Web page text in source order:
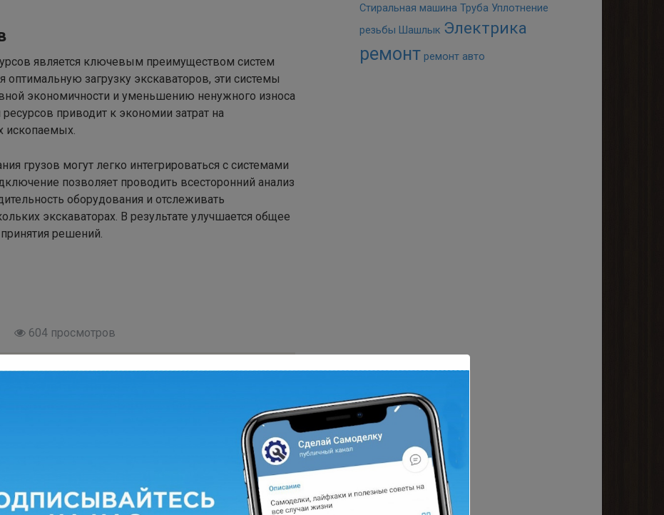
является ключевым преимуществом систем
загрузку экскаваторов, эти системы
экономичности и уменьшению ненужного износа
приводит к экономии затрат на
ископаемых.
грузов могут легко интегрироваться с системами
позволяет проводить всесторонний анализ
оборудования и отслеживать
экскаваторах. В результате улучшается общее
решений.
604 просмотров
Стиральная машина Труба Уплотнение
резьбы Шашлык Электрика
ремонт ремонт авто